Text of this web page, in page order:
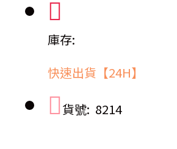
庫存:
快速出貨【24H】
貨號: 8214